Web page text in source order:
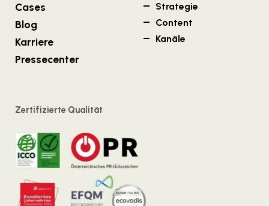
Cases
Blog
Karriere
Pressecenter
Strategie
Content
Kanäle
Zertifizierte Qualität